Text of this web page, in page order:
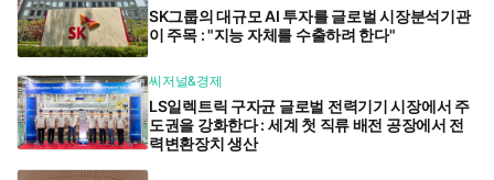
SK그룹의 대규모 AI 투자를 글로벌 시장분석기관
이 주목 : "지능 자체를 수출하려 한다"
씨저널&경제
LS일렉트릭 구자균 글로벌 전력기기 시장에서 주
도권을 강화한다 : 세계 첫 직류 배전 공장에서 전
력변환장치 생산